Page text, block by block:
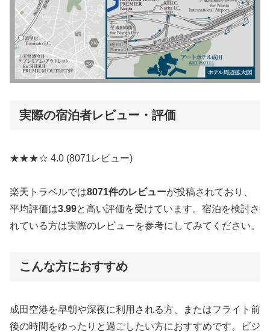
実際の宿泊者レビュー・評価
★★★☆ 4.0 (8071レビュー)
楽天トラベルでは8071件のレビューが投稿されており、
平均評価は3.99と高い評価を受けています。宿泊を検討さ
れている方は実際のレビューを参考にしてみてください。
こんな方におすすめ
成田空港を早朝や深夜に利用される方、またはフライト前
後の時間をゆったりと過ごしたい方におすすめです。ビジ